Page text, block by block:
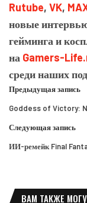
Rutube, VK,
новые
гейминга и
на Gamers-
среди наших
Предыдущая запись
Goddess of Victory:
Следующая запись
ИИ-ремейк Final
ВАМ ТАКЖЕ